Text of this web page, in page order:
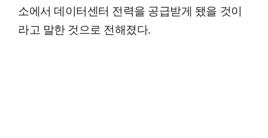
소에서 데이터센터 전력을 공급받게 됐을 것이
라고 말한 것으로 전해졌다.